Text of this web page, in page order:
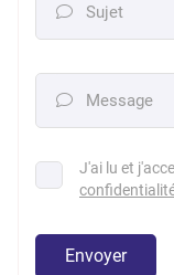
 Sujet
 Message
J'ai lu et
Envoyer